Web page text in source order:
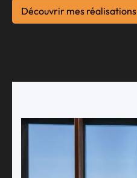
Découvrir mes réalisations